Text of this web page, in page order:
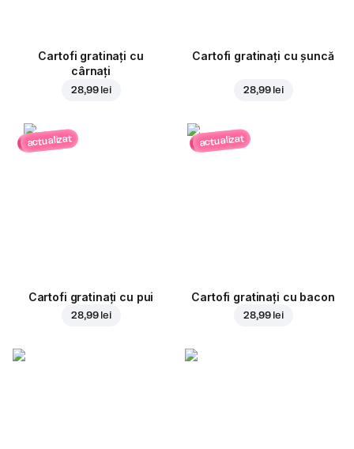
Cartofi gratinați cu
cârnați
28,99 lei
Cartofi gratinați cu șuncă
28,99 lei
actualizat
Cartofi gratinați cu pui
28,99 lei
actualizat
Cartofi gratinați cu bacon
28,99 lei